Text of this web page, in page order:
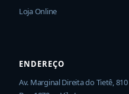
Loja Online
ENDEREÇO
Av. Marginal Direita do Tietê, 810